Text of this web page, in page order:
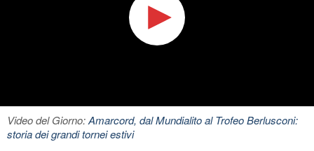
Video del Giorno:Amarcord, dal Mundialito al Trofeo Berlusconi:
storia dei grandi tornei estivi